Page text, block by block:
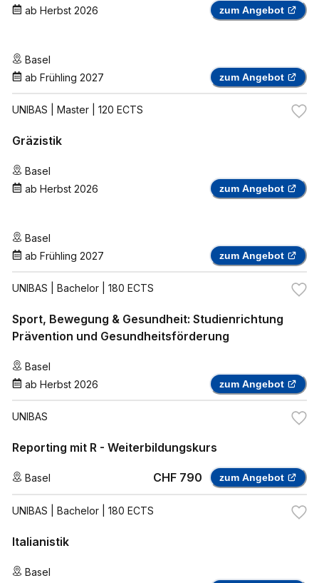
ab Herbst 2026 zum Angebot
Basel
ab Frühling 2027 zum Angebot
UNIBAS | Master | 120 ECTS
Gräzistik
Basel
ab Herbst 2026 zum Angebot
Basel
ab Frühling 2027 zum Angebot
UNIBAS | Bachelor | 180 ECTS
Sport, Bewegung & Gesundheit: Studienrichtung
Prävention und Gesundheitsförderung
Basel
ab Herbst 2026 zum Angebot
UNIBAS
Reporting mit R - Weiterbildungskurs
Basel CHF 790 zum Angebot
UNIBAS | Bachelor | 180 ECTS
Italianistik
Basel